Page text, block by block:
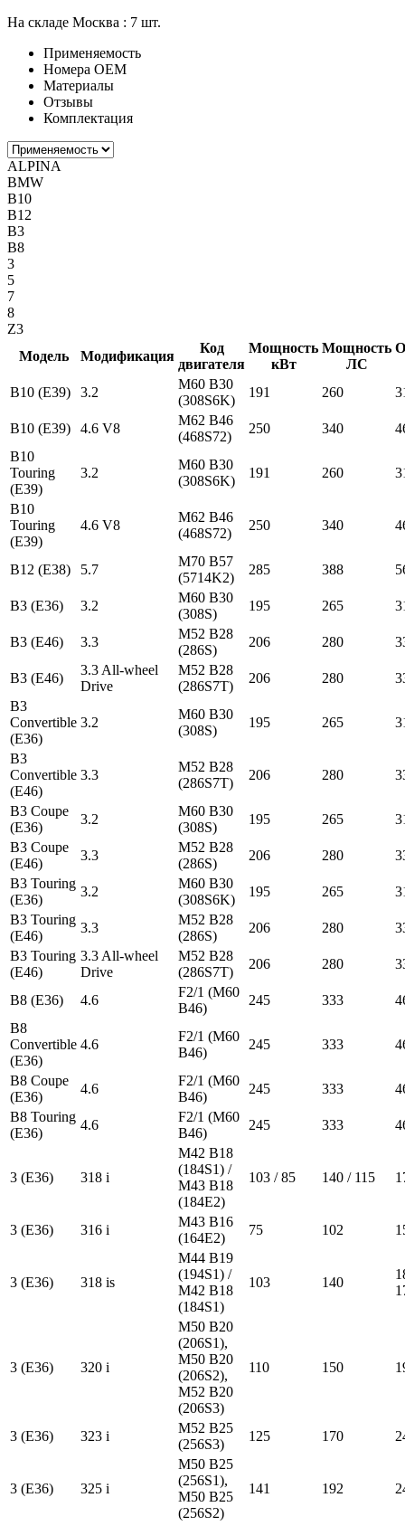
На складе Москва : 7 шт.
Применяемость
Номера ОЕМ
Материалы
Отзывы
Комплектация
ALPINA
BMW
B10
B12
B3
B8
3
5
7
8
Z3
Модель
Модификация
Код
двигателя
Мощность
кВт
Мощность
ЛС
B10 (E39)
3.2
M60 B30
(308S6K)
191 260
B10 (E39) 4.6 V8
M62 B46
(468S72)
250 340
B10
Touring
(E39)
3.2
M60 B30
(308S6K)
191 260
B10
Touring
(E39)
4.6 V8
M62 B46
(468S72)
250 340
B12 (E38) 5.7
M70 B57
(5714K2)
285 388
B3 (E36) 3.2
M60 B30
(308S)
195 265
B3 (E46) 3.3
M52 B28
(286S)
206 280
B3 (E46)
3.3 All-wheel
Drive
M52 B28
(286S7T)
206 280
B3
Convertible
(E36)
3.2
M60 B30
(308S)
195 265
B3
Convertible
(E46)
3.3
M52 B28
(286S7T)
206 280
B3 Coupe
(E36)
3.2
M60 B30
(308S)
195 265
B3 Coupe
(E46)
3.3
M52 B28
(286S)
206 280
B3 Touring
(E36)
3.2
M60 B30
(308S6K)
195 265
B3 Touring
(E46)
3.3
M52 B28
(286S)
206 280
B3 Touring
(E46)
3.3 All-wheel
Drive
M52 B28
(286S7T)
206 280
B8 (E36) 4.6
F2/1 (M60
B46)
245 333
B8
Convertible
(E36)
4.6
F2/1 (M60
B46)
245 333
B8 Coupe
(E36)
4.6
F2/1 (M60
B46)
245 333
B8 Touring
(E36)
4.6
F2/1 (M60
B46)
245 333
3 (E36) 318 i
M42 B18
(184S1) /
M43 B18
(184E2)
103 / 85 140 / 115
3 (E36) 316 i
M43 B16
(164E2)
75 102
3 (E36) 318 is
M44 B19
(194S1) /
M42 B18
(184S1)
103 140
3 (E36) 320 i
M50 B20
(206S1),
M50 B20
(206S2),
M52 B20
(206S3)
110 150
3 (E36) 323 i
M52 B25
(256S3)
125 170
3 (E36) 325 i
M50 B25
(256S1),
M50 B25
(256S2)
141 192